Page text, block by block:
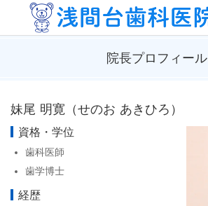
院長プロフィール
妹尾 明寛（せのお あきひろ）
資格・学位
歯科医師
歯学博士
経歴